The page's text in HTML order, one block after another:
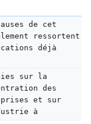
de cet
ressortent
déjà
sur la
des
et sur
à